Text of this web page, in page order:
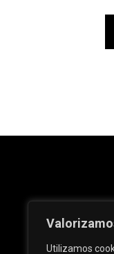
Utilizamos